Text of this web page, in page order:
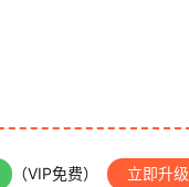
（VIP免费） 立即升级